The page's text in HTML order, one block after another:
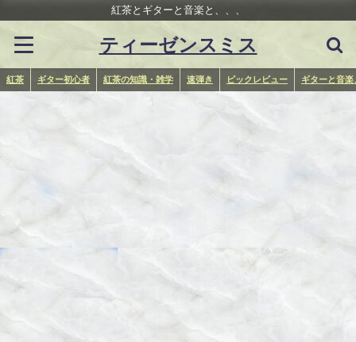
紅茶とギターと音楽と、、、
ティーゼンスミス
紅茶 ギター初心者 紅茶の知識・雑学 速弾き ピックレビュー ギターと音楽